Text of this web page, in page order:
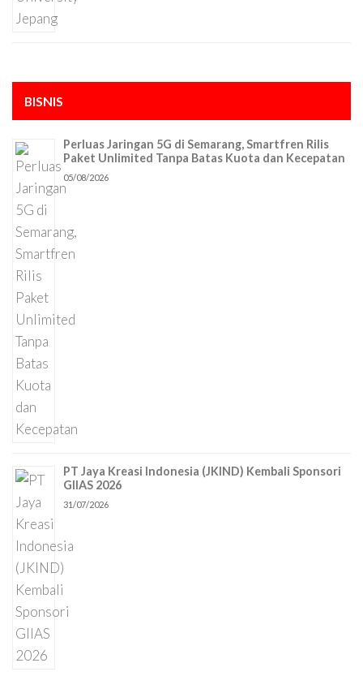
BISNIS
Perluas Jaringan 5G di Semarang, Smartfren Rilis
Paket Unlimited Tanpa Batas Kuota dan Kecepatan
05/08/2026
PT Jaya Kreasi Indonesia (JKIND) Kembali Sponsori
GIIAS 2026
31/07/2026